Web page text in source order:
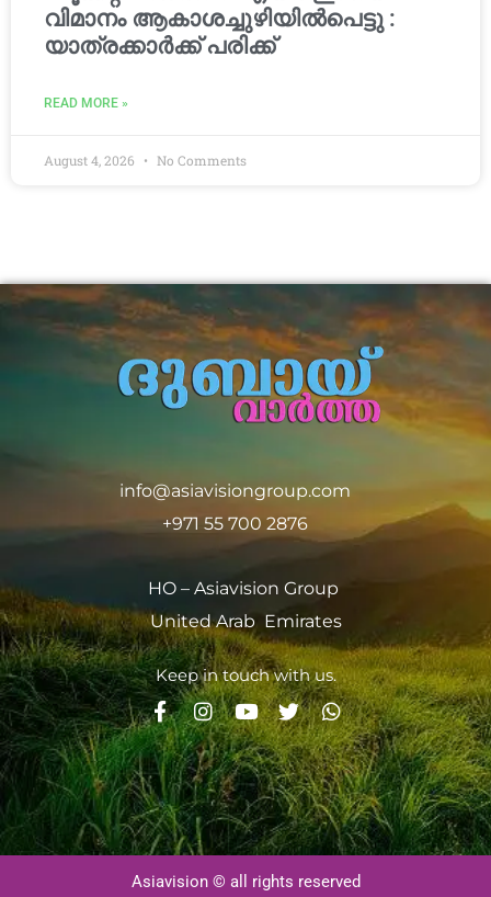
വിമാനം ആകാശച്ചുഴിയില്‍പെട്ടു :
യാത്രക്കാര്‍ക്ക് പരിക്ക്
READ MORE »
August 4, 2026 No Comments
info@asiavisiongroup.com
+971 55 700 2876
HO – Asiavision Group
United Arab Emirates
Keep in touch with us.
Asiavision © all rights reserved